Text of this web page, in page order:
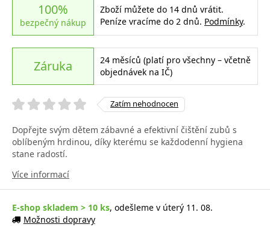
100%
bezpečný nákup
Zboží můžete do 14 dnů vrátit.
Peníze vracíme do 2 dnů. Podmínky.
Záruka
24 měsíců (platí pro všechny – včetně
objednávek na IČ)
Zatím nehodnocen
Dopřejte svým dětem zábavné a efektivní čištění zubů s
oblíbeným hrdinou, díky kterému se každodenní hygiena
stane radostí.
Více informací
E-shop skladem > 10 ks, odešleme v úterý 11. 08.
Možnosti dopravy